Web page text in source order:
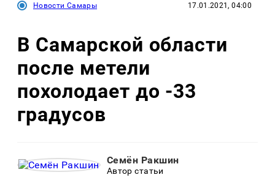
Новости Самары 17.01.2021, 04:00
В Самарской области
после метели
похолодает до -33
градусов
Семён Ракшин
Автор статьи